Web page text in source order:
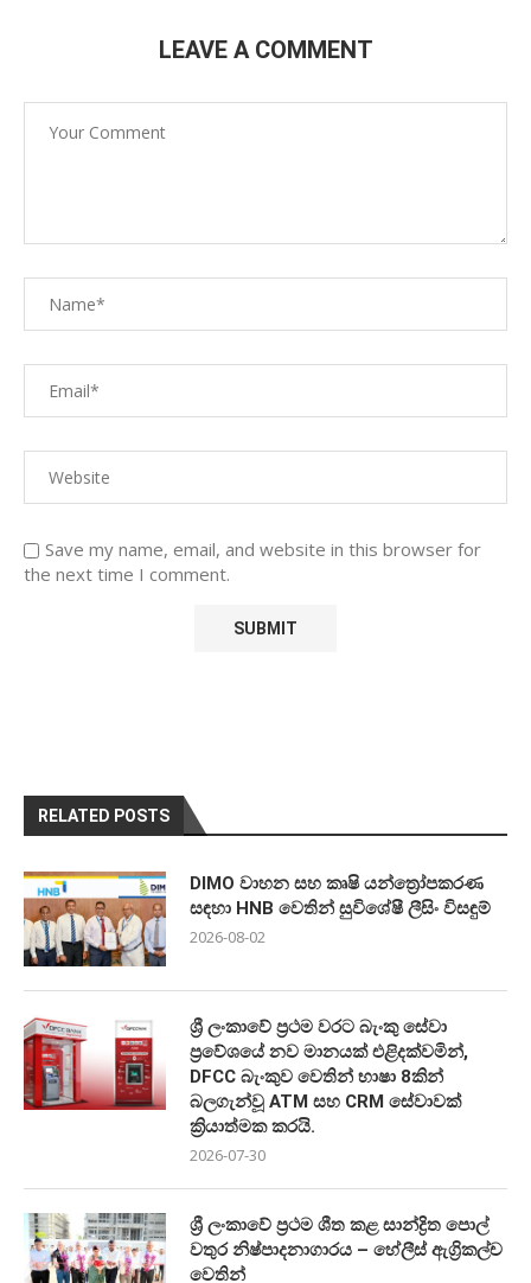
LEAVE A COMMENT
Save my name, email, and website in this browser for
the next time I comment.
RELATED POSTS
DIMO වාහන සහ කෘෂි යන්ත්‍රෝපකරණ
සඳහා HNB වෙතින් සුවිශේෂී ලීසිං විසඳුම්
2026-08-02
ශ්‍රී ලංකාවේ ප්‍රථම වරට බැංකු සේවා
ප්‍රවේශයේ නව මානයක් එළිදක්වමින්,
DFCC බැංකුව වෙතින් භාෂා 8කින්
බලගැන්වූ ATM සහ CRM සේවාවක්
ක්‍රියාත්මක කරයි.
2026-07-30
ශ්‍රී ලංකාවේ ප්‍රථම ශීත කළ සාන්ද්‍රිත පොල්
වතුර නිෂ්පාදනාගාරය – හේලීස් ඇග්‍රිකල්ච
වෙතින්